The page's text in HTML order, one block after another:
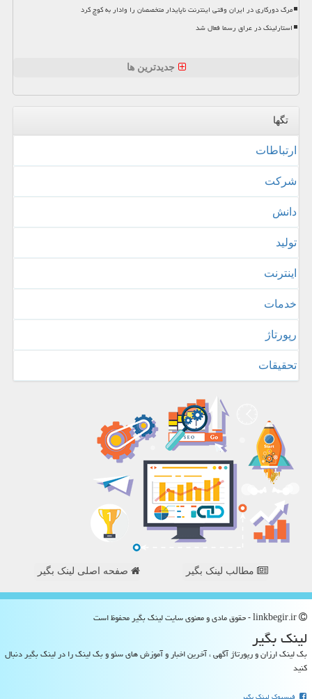
مرگ دورکاری در ایران وقتی اینترنت ناپایدار متخصصان را وادار به کوچ کرد
استارلینک در عراق رسما فعال شد
جدیدترین ها
تگها
ارتباطات
شركت
دانش
تولید
اینترنت
خدمات
رپورتاژ
تحقیقات
مطالب لینک بگیر صفحه اصلی لینک بگیر
لینك بگیر
بک لینک ارزان و رپورتاژ آگهی ، آخرین اخبار و آموزش های سئو و بک لینک را در لینک بگیر دنبال
کنید